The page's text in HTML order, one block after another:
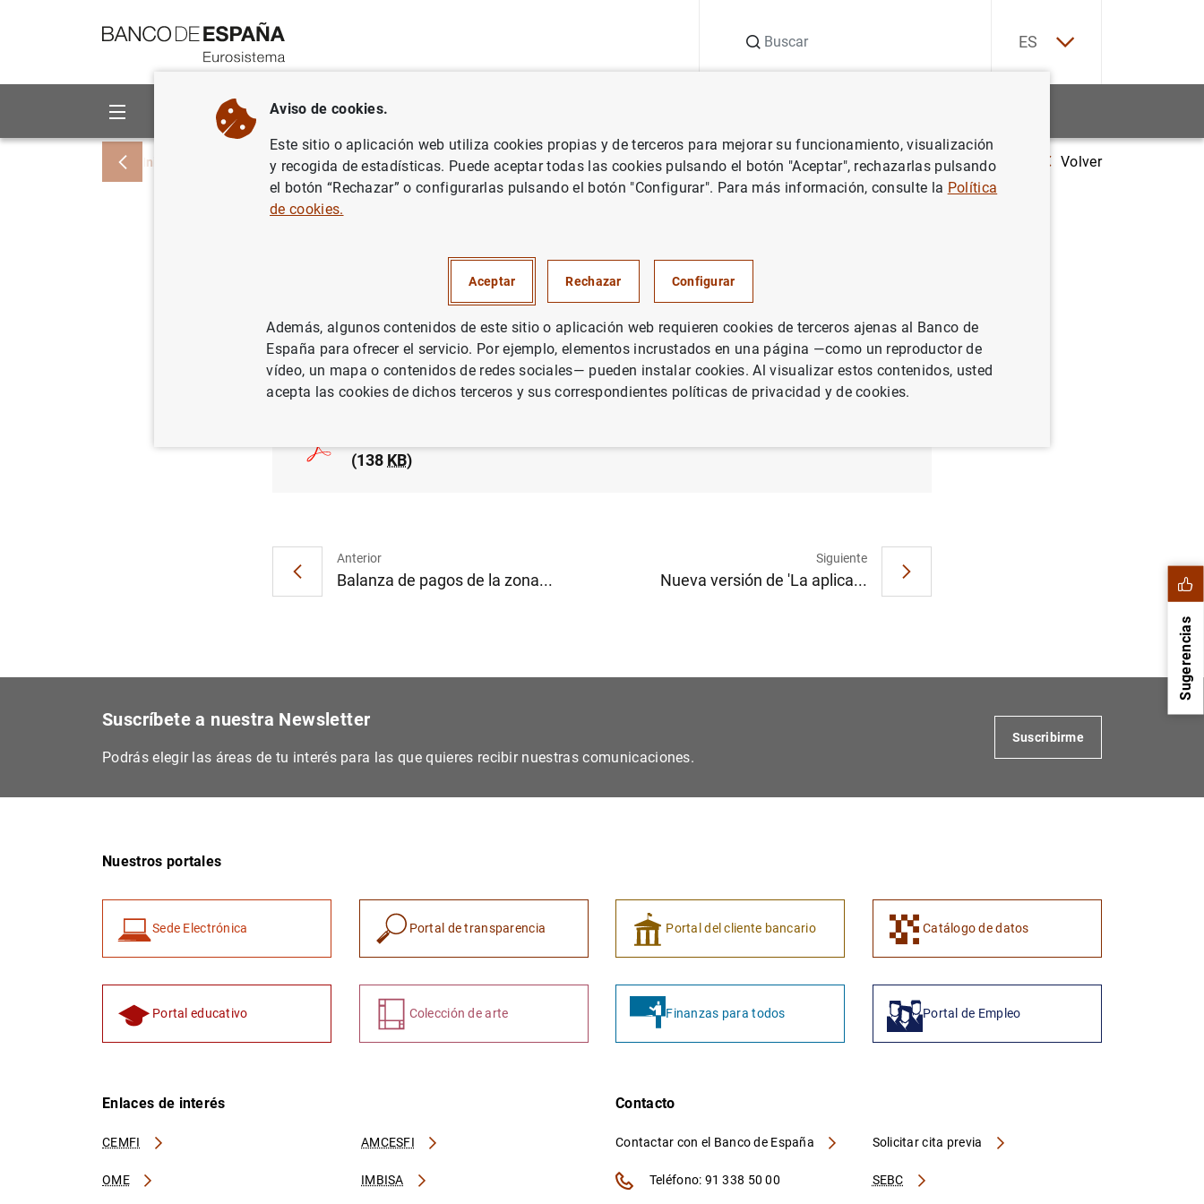
ES
Sobre el Banco Áreas de actuación
Inicio Noticias y eventos Noticias del Banco Central Europeo Notas de prensa del Banco Central Europeo Estado financiero consolidado del Eurosistema a 18 de febrero de
Volver
18 de febrero de 2005
POLÍTICA MONETARIA SITUACIÓN ECONÓMICA
(138 KB)
Anterior
Balanza de pagos de la zona...
Siguiente
Nueva versión de 'La aplica...
Sugerencias
Suscríbete a nuestra Newsletter
Podrás elegir las áreas de tu interés para las que quieres recibir nuestras comunicaciones.
Suscribirme
Nuestros portales
Sede Electrónica Portal de transparencia Portal del cliente bancario Catálogo de datos
Portal educativo Colección de arte Finanzas para todos Portal de Empleo
Enlaces de interés
CEMFI AMCESFI
OME IMBISA
Contacto
Contactar con el Banco de España
SEBC
Solicitar cita previa
Teléfono: 91 338 50 00
Aviso de cookies.
Este sitio o aplicación web utiliza cookies propias y de terceros para mejorar su funcionamiento, visualización
y recogida de estadísticas. Puede aceptar todas las cookies pulsando el botón "Aceptar", rechazarlas pulsando
el botón “Rechazar” o configurarlas pulsando el botón "Configurar". Para más información, consulte la Política
de cookies.
Aceptar Rechazar Configurar
Además, algunos contenidos de este sitio o aplicación web requieren cookies de terceros ajenas al Banco de
España para ofrecer el servicio. Por ejemplo, elementos incrustados en una página —como un reproductor de
vídeo, un mapa o contenidos de redes sociales— pueden instalar cookies. Al visualizar estos contenidos, usted
acepta las cookies de dichos terceros y sus correspondientes políticas de privacidad y de cookies.